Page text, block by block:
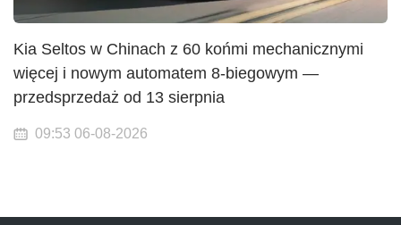
Kia Seltos w Chinach z 60 końmi mechanicznymi
więcej i nowym automatem 8-biegowym —
przedsprzedaż od 13 sierpnia
09:53 06-08-2026